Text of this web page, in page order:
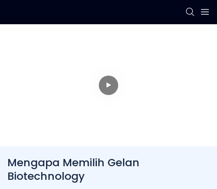
Terpercaya Sejak
Mengapa Memilih Gelan
Biotechnology